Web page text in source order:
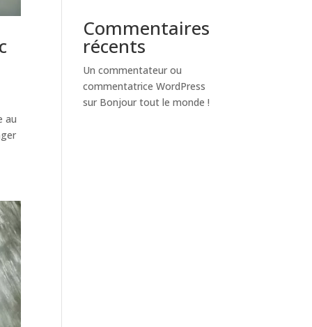
au
Commentaires
récents
Un commentateur ou
commentatrice WordPress
sur Bonjour tout le monde !